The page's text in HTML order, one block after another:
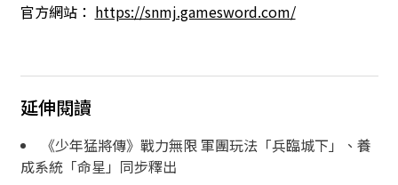
官方網站： https://snmj.gamesword.com/
延伸閱讀
《少年猛將傳》戰力無限 軍團玩法「兵臨城下」、養
成系統「命星」同步釋出